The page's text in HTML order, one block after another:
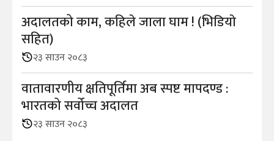
अदालतको काम, कहिले जाला घाम ! (भिडियाे
सहित)
२३ साउन २०८३
वातावारणीय क्षतिपूर्तिमा अब स्पष्ट मापदण्ड :
भारतको सर्वोच्च अदालत
२३ साउन २०८३